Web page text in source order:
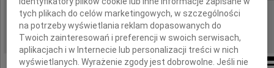
REGION: Częstochowa
DATA EMISJI: 18.07.2018
tych plikach do celów marketingowych, w szczególności
na potrzeby wyświetlania reklam dopasowanych do
Twoich zainteresowań i preferencji w swoich serwisach,
aplikacjach i w Internecie lub personalizacji treści w nich
wyświetlanych. Wyrażenie zgody jest dobrowolne. Jeśli nie